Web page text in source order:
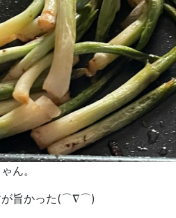
ん。
が旨かった(⌒∇⌒)